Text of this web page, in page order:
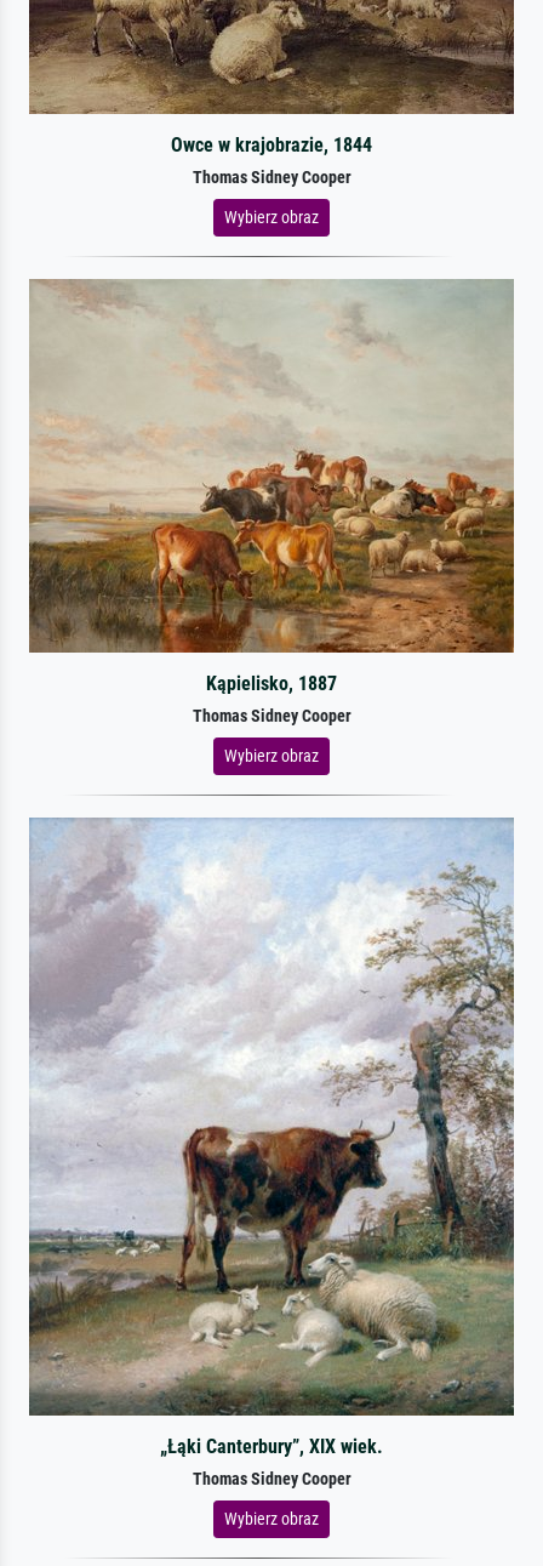
Owce w krajobrazie, 1844
Thomas Sidney Cooper
Wybierz obraz
Kąpielisko, 1887
Thomas Sidney Cooper
Wybierz obraz
„Łąki Canterbury”, XIX wiek.
Thomas Sidney Cooper
Wybierz obraz